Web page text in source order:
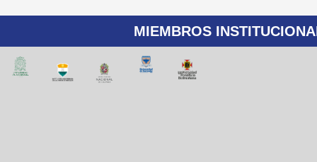
MIEMBROS